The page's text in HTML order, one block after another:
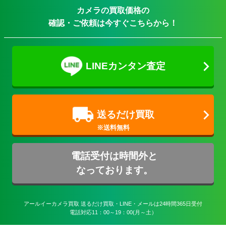
カメラの買取価格の
確認・ご依頼は今すぐこちらから！
LINEカンタン査定
送るだけ買取
電話受付は時間外と
なっております。
アールイーカメラ買取 送るだけ買取・LINE・メールは24時間365日受付
電話対応11：00～19：00(月～土）